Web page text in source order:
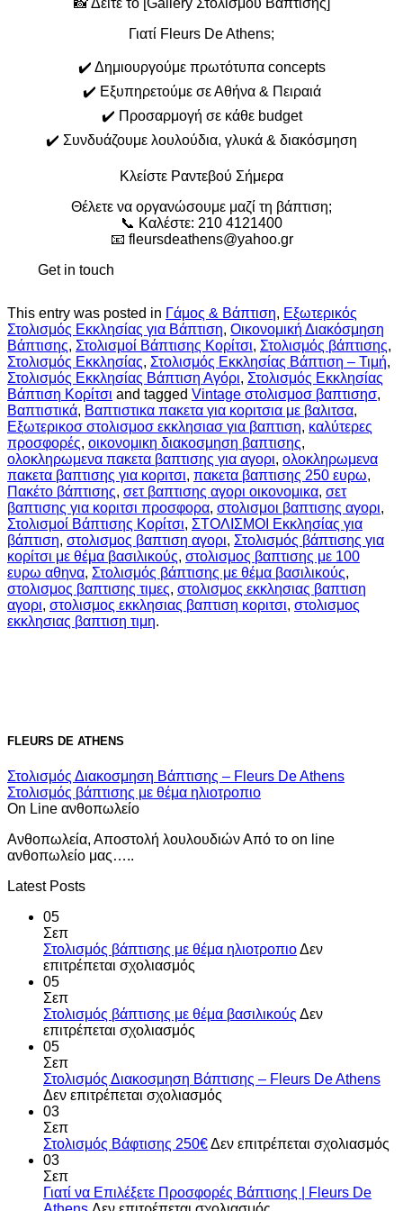
📸 Δείτε το [Gallery Στολισμού Βάπτισης]
Γιατί Fleurs De Athens;
✔️ Δημιουργούμε πρωτότυπα concepts
✔️ Εξυπηρετούμε σε Αθήνα & Πειραιά
✔️ Προσαρμογή σε κάθε budget
✔️ Συνδυάζουμε λουλούδια, γλυκά & διακόσμηση
Κλείστε Ραντεβού Σήμερα
Θέλετε να οργανώσουμε μαζί τη βάπτιση;
📞 Καλέστε: 210 4121400
📧 fleursdeathens@yahoo.gr
Get in touch
This entry was posted in Γάμος & Βάπτιση, Εξωτερικός
Στολισμός Εκκλησίας για Βάπτιση, Οικονομική Διακόσμηση
Βάπτισης, Στολισμοί Βάπτισης Κορίτσι, Στολισμός βάπτισης,
Στολισμός Εκκλησίας, Στολισμός Εκκλησίας Βάπτιση – Τιμή,
Στολισμός Εκκλησίας Βάπτιση Αγόρι, Στολισμός Εκκλησίας
Βάπτιση Κορίτσι and tagged Vintage στολισμοσ βαπτισησ,
Βαπτιστικά, Βαπτιστικα πακετα για κοριτσια με βαλιτσα,
Εξωτερικοσ στολισμοσ εκκλησιασ για βαπτιση, καλύτερες
προσφορές, οικονομικη διακοσμηση βαπτισης,
ολοκληρωμενα πακετα βαπτισης για αγορι, ολοκληρωμενα
πακετα βαπτισης για κοριτσι, πακετα βαπτισης 250 ευρω,
Πακέτο βάπτισης, σετ βαπτισης αγορι οικονομικα, σετ
βαπτισης για κοριτσι προσφορα, στολισμοι βαπτισης αγορι,
Στολισμοί Βάπτισης Κορίτσι, ΣΤΟΛΙΣΜΟΙ Εκκλησίας για
βάπτιση, στολισμος βαπτιση αγορι, Στολισμός βάπτισης για
κορίτσι με θέμα βασιλικούς, στολισμος βαπτισης με 100
ευρω αθηνα, Στολισμός βάπτισης με θέμα βασιλικούς,
στολισμος βαπτισης τιμες, στολισμος εκκλησιας βαπτιση
αγορι, στολισμος εκκλησιας βαπτιση κοριτσι, στολισμος
εκκλησιας βαπτιση τιμη.
FLEURS DE ATHENS
Στολισμός Διακοσμηση Βάπτισης – Fleurs De Athens
Στολισμός βάπτισης με θέμα ηλιοτροπιο
On Line ανθοπωλείο
Ανθοπωλεία, Αποστολή λουλουδιών Από το on line
ανθοπωλείο μας…..
Latest Posts
05
Σεπ
Στολισμός βάπτισης με θέμα ηλιοτροπιοΔεν
επιτρέπεται σχολιασμός
με
05
Σεπ
Στολισμός βάπτισης με θέμα βασιλικούς Δεν
επιτρέπεται σχολιασμός
με
θέμα
05
Σεπ
Στολισμός Διακοσμηση Βάπτισης – Fleurs De Athens
Δεν επιτρέπεται σχολιασμός
Βάπτισης
De
Athens
03
Σεπ
Στολισμός Βάφτισης 250€Δεν επιτρέπεται σχολιασμός
03
Σεπ
Γιατί να Επιλέξετε Προσφορές Βάπτισης | Fleurs De